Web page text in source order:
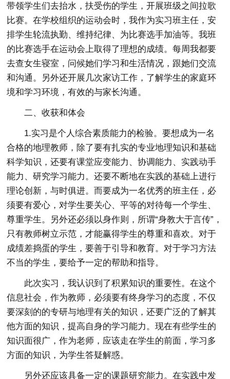
带领学生们去抬水，扶受伤的学生，开展班级之间拉歌
比赛。在学校组织的运动会时，我作为实习班主任，安
排学生轮流执勤、维持纪律、为比赛选手加油等。我班
的比赛选手在运动会上取得了理想的成绩。每周我都要
去查女生寝室，问候她们学习和生活情况，跟她们交流
和沟通。另外还开展几次家访工作，了解学生的家庭环
境和学习环境，有效的与家长沟通。
二、收获和体会
1.实习是个人综合素质能力的检验。要想成为一名
合格的地理教师，除了要有扎实的专业地理知识和基础
科学知识，还要有课堂应变能力、协调能力、实践动手
能力、研究学习能力。还要不断地在实践的基础上进行
理论创新，与时俱进。而要成为一名优秀的班主任，必
须要有爱心，对学生要关心、平等的对待每一个学生、
尊重学生。另外还必须以身作则，所谓“身教大于言传”，
只有教师树立示范，才能赢得学生的尊重和喜欢。对于
成绩差捣蛋的学生，要善于引导和教育。对于学习方法
不当的学生，要给予一定的帮助和指导。
此次实习，我认识到了积累知识的重要性。在这个
信息社会，作为教师，必须要有终身学习的态度，不仅
要深刻的的专研与地理有关的知识，还要广泛的了解其
他方面的知识，提高自身的学习能力。现在有些学生的
知识面很广，作为老师，应该走在学生的前面，学习多
方面的知识，为学生答疑解惑。
另外还应该具备一定的课题研究能力。在实践中发